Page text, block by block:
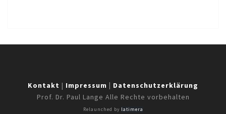
Kontakt | Impressum | Datenschutzerklärung
Prof. Dr. Paul Lange Alle Rechte vorbehalten
Relaunched by latimera